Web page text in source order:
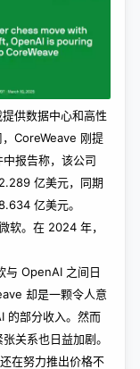
供数据中心和高性
CoreWeave 刚提
报告称，该公司
亿美元，同期
亿美元。
软。在 2024 年，
与 OpenAI 之间日
却是一颗令人意
的部分收入。然而
关系也日益加剧。
在努力推出价格不